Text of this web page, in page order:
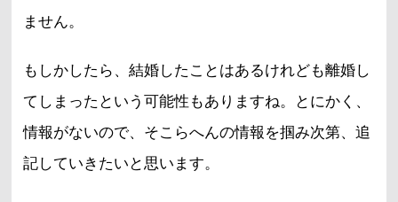
ません。
もしかしたら、結婚したことはあるけれども離婚し
てしまったという可能性もありますね。とにかく、
情報がないので、そこらへんの情報を掴み次第、追
記していきたいと思います。